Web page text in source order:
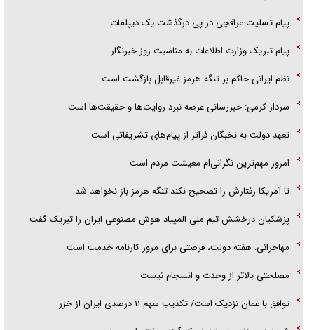
پیام تسلیت عراقچی در پی درگذشت یک دیپلمات
پیام تبریک وزارت اطلاعات به مناسبت روز خبرنگار
نظم ایرانی حاکم بر تنگه هرمز غیرقابل بازگشت است
سردار کرمی: خبررسانی عرصه نبرد روایت‌ها و حقیقت‌ها است
تعهد دولت به نخبگان فراتر از پیام‎‌های تشریفاتی است
امروز مهم‌ترین نگرانی‌ام معیشت مردم است
تا آمریکا رفتارش را تصحیح نکند تنگه هرمز باز نخواهد شد
پزشکیان درخشش تیم ملی المپیاد هوش مصنوعی ایران را تبریک گفت
مهاجرانی: هفته دولت، فرصتی برای مرور کارنامه خدمت است
مصلحتی بالاتر از وحدت و انسجام نیست
توافق با عمان نزدیک است/ تکذیب سهم ۱۱ درصدی ایران از خزر